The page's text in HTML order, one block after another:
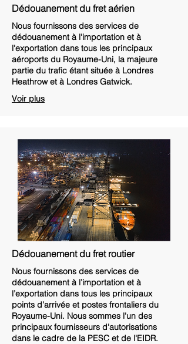
Dédouanement du fret aérien
Nous fournissons des services de
dédouanement à l'importation et à
l'exportation dans tous les principaux
aéroports du Royaume-Uni, la majeure
partie du trafic étant située à Londres
Heathrow et à Londres Gatwick.
Voir plus
Dédouanement du fret routier
Nous fournissons des services de
dédouanement à l’importation et à
l’exportation dans tous les principaux
points d’arrivée et postes frontaliers du
Royaume-Uni. Nous sommes l'un des
principaux fournisseurs d'autorisations
dans le cadre de la PESC et de l'EIDR.